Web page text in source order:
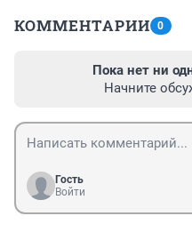
КОММЕНТАРИИ 0
Пока нет ни
Начните
Гость
Войти